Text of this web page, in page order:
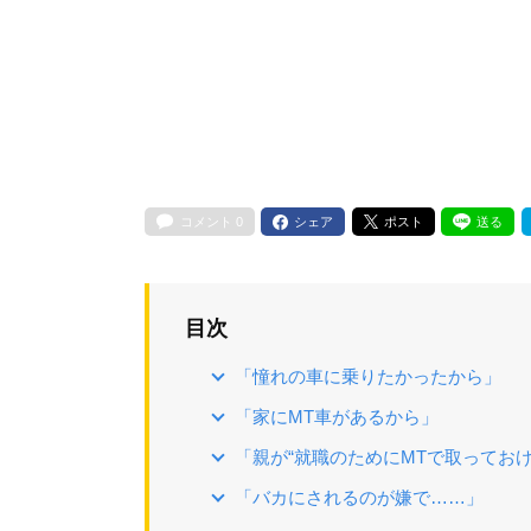
コメント 0 シェア ポスト 送る
目次
「憧れの車に乗りたかったから」
「家にMT車があるから」
「親が“就職のためにMTで取ってお
「バカにされるのが嫌で……」